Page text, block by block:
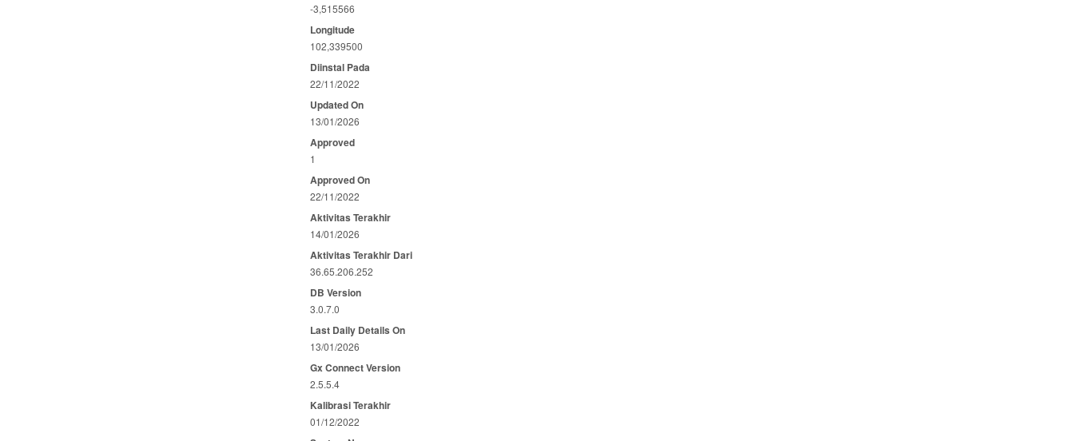
-3,515566
Longitude
102,339500
Diinstal Pada
22/11/2022
Updated On
13/01/2026
Approved
1
Approved On
22/11/2022
Aktivitas Terakhir
14/01/2026
Aktivitas Terakhir Dari
36.65.206.252
DB Version
3.0.7.0
Last Daily Details On
13/01/2026
Gx Connect Version
2.5.5.4
Kalibrasi Terakhir
01/12/2022